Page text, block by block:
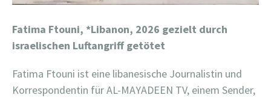
Fatima Ftouni, *Libanon, 2026 gezielt durch
israelischen Luftangriff getötet
Fatima Ftouni ist eine libanesische Journalistin und
Korrespondentin für AL-MAYADEEN TV, einem Sender,